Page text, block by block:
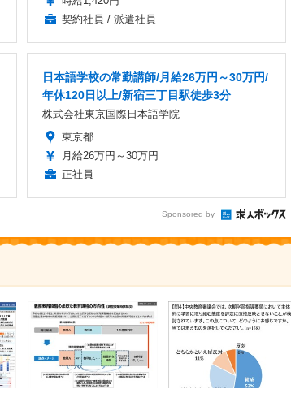
契約社員 / 派遣社員
日本語学校の常勤講師/月給26万円～30万円/
年休120日以上/新宿三丁目駅徒歩3分
株式会社東京国際日本語学院
東京都
月給26万円～30万円
正社員
Sponsored by